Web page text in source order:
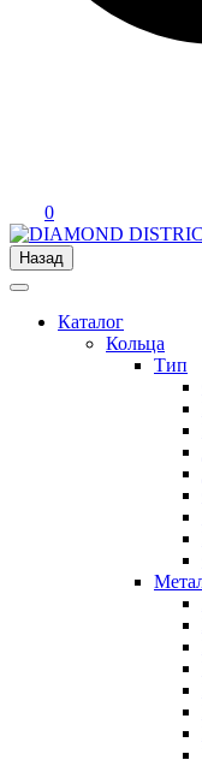
0
Назад
Каталог
Кольца
Тип